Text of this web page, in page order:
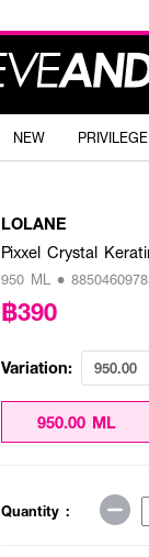
NEW PRIVILEGE
LOLANE
Pixxel Crystal
950 ML •
฿390
Variation: 950.00
950.00 ML
Quantity :